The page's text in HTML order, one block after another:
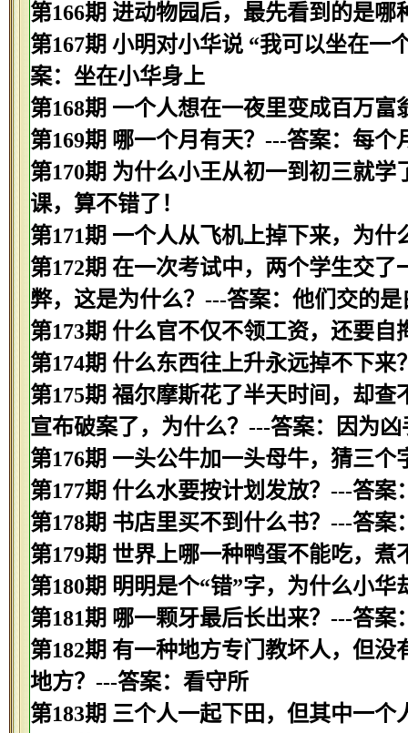
第166期 进动物园后，最先看到的是哪
第167期 小明对小华说 “我可以坐在一
案：坐在小华身上
第168期 一个人想在一夜里变成百万
第169期 哪一个月有天？---答案：每个
第170期 为什么小王从初一到初三就
课，算不错了！
第171期 一个人从飞机上掉下来，为
第172期 在一次考试中，两个学生交
弊，这是为什么？---答案：他们交的是
第173期 什么官不仅不领工资，还要自
第174期 什么东西往上升永远掉不下来
第175期 福尔摩斯花了半天时间，却
宣布破案了，为什么？---答案：因为凶
第176期 一头公牛加一头母牛，猜三个
第177期 什么水要按计划发放？---答案
第178期 书店里买不到什么书？---答案
第179期 世界上哪一种鸭蛋不能吃，
第180期 明明是个“错”字，为什么小
第181期 哪一颗牙最后长出来？---答案
第182期 有一种地方专门教坏人，但
地方？---答案：看守所
第183期 三个人一起下田，但其中一